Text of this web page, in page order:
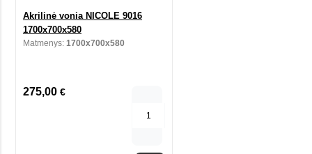
Akrilinė vonia NICOLE 9016
1700x700x580
Matmenys: 1700x700x580
275,00 €